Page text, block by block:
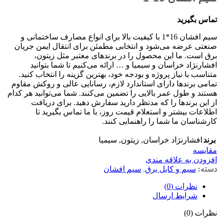
تماس بگیرید
سیم افشان 16*1 با کیفیت بالا برای انواع مصارف ساختمانی و
صنعتی عرضه می‌شود و انتخابی مطمئن برای انتقال ایمن جریان
برق است. ما این محصول را در برندهای معتبر مثل زیتون،
افشارنژاد خراسان و سیمیا و … ارائه می‌کنیم تا شما بتوانید
متناسب با نیاز پروژه و بودجه خود، بهترین گزینه را انتخاب کنید.
تمامی برندها دارای استاندارد لازم، رسانایی عالی و روکش مقاوم
هستند و طول عمر بالایی را تضمین می‌کنند. شما می‌توانید هر کدام
از این برندها را که مدنظر دارید سفارش دهید. برای دریافت
اطلاعات بیشتر و استعلام قیمت روز، با ما تماس بگیرید تا
کارشناسان ما شما را راهنمایی کنند.
برند افشارنژاد خراسان, زیتون, سیمیا
مقايسه
افزودن به علاقه مندی
دسته: سیم و کابل برق, سیم افشان
نظرات (0)
شرایط ارسال
نظرات (0)